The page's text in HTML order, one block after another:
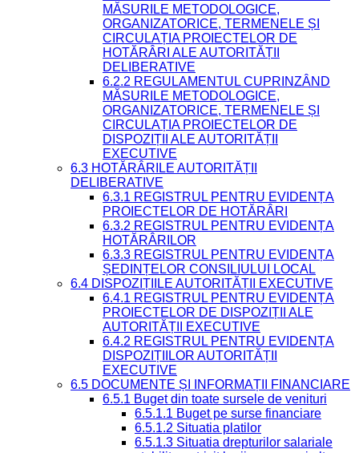
MĂSURILE METODOLOGICE,
ORGANIZATORICE, TERMENELE ȘI
CIRCULAȚIA PROIECTELOR DE
HOTĂRÂRI ALE AUTORITĂȚII
DELIBERATIVE
6.2.2 REGULAMENTUL CUPRINZÂND
MĂSURILE METODOLOGICE,
ORGANIZATORICE, TERMENELE ȘI
CIRCULAȚIA PROIECTELOR DE
DISPOZIȚII ALE AUTORITĂȚII
EXECUTIVE
6.3 HOTĂRÂRILE AUTORITĂȚII
DELIBERATIVE
6.3.1 REGISTRUL PENTRU EVIDENȚA
PROIECTELOR DE HOTĂRÂRI
6.3.2 REGISTRUL PENTRU EVIDENȚA
HOTĂRÂRILOR
6.3.3 REGISTRUL PENTRU EVIDENȚA
ȘEDINȚELOR CONSILIULUI LOCAL
6.4 DISPOZIȚIILE AUTORITĂȚII EXECUTIVE
6.4.1 REGISTRUL PENTRU EVIDENȚA
PROIECTELOR DE DISPOZIȚII ALE
AUTORITĂȚII EXECUTIVE
6.4.2 REGISTRUL PENTRU EVIDENȚA
DISPOZIȚIILOR AUTORITĂȚII
EXECUTIVE
6.5 DOCUMENTE ȘI INFORMAȚII FINANCIARE
6.5.1 Buget din toate sursele de venituri
6.5.1.1 Buget pe surse financiare
6.5.1.2 Situatia platilor
6.5.1.3 Situatia drepturilor salariale